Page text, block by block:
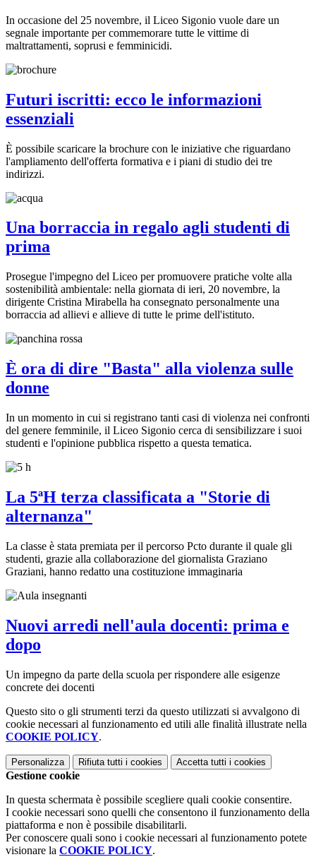
In occasione del 25 novembre, il Liceo Sigonio vuole dare un
segnale importante per commemorare tutte le vittime di
maltrattamenti, soprusi e femminicidi.
Futuri iscritti: ecco le informazioni
essenziali
È possibile scaricare la brochure con le iniziative che riguardano
l'ampliamento dell'offerta formativa e i piani di studio dei tre
indirizzi.
Una borraccia in regalo agli studenti di
prima
Prosegue l'impegno del Liceo per promuovere pratiche volte alla
sostenibilità ambientale: nella giornata di ieri, 20 novembre, la
dirigente Cristina Mirabella ha consegnato personalmente una
borraccia ad allievi e allieve di tutte le prime dell'istituto.
È ora di dire "Basta" alla violenza sulle
donne
In un momento in cui si registrano tanti casi di violenza nei confronti
del genere femminile, il Liceo Sigonio cerca di sensibilizzare i suoi
studenti e l'opinione pubblica rispetto a questa tematica.
La 5ªH terza classificata a "Storie di
alternanza"
La classe è stata premiata per il percorso Pcto durante il quale gli
studenti, grazie alla collaborazione del giornalista Graziano
Graziani, hanno redatto una costituzione immaginaria
Nuovi arredi nell'aula docenti: prima e
dopo
Un impegno da parte della scuola per rispondere alle esigenze
concrete dei docenti
Questo sito o gli strumenti terzi da questo utilizzati si avvalgono di
cookie necessari al funzionamento ed utili alle finalità illustrate nella
COOKIE POLICY.
Personalizza Rifiuta tutti i cookies Accetta tutti i cookies
Gestione cookie
In questa schermata è possibile scegliere quali cookie consentire.
I cookie necessari sono quelli che consentono il funzionamento della
piattaforma e non è possibile disabilitarli.
Per conoscere quali sono i cookie necessari al funzionamento potete
visionare la COOKIE POLICY.